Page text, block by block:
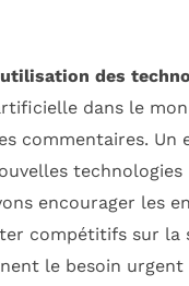
utilisation des
dans le
commentaires. Un
encourager les
compétitifs sur la
le besoin urgent